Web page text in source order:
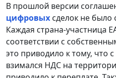
В прошлой версии
цифровых сделок не было
Каждая страна-участница
соответствии с
это приводило к тому, что с
взимался НДС на